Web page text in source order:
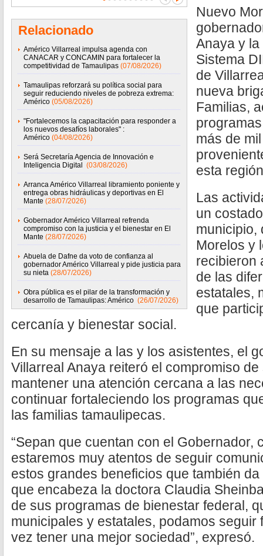
Relacionado
Américo Villarreal impulsa agenda con
CANACAR y CONCAMIN para fortalecer la
competitividad de Tamaulipas (07/08/2026)
Tamaulipas reforzará su política social para
seguir reduciendo niveles de pobreza extrema:
Américo (05/08/2026)
"Fortalecemos la capacitación para responder a
los nuevos desafíos laborales" :
Américo (04/08/2026)
Será Secretaría Agencia de Innovación e
Inteligencia Digital
(03/08/2026)
Arranca Américo Villarreal libramiento poniente y
entrega obras hidráulicas y deportivas en El
Mante (28/07/2026)
Gobernador Américo Villarreal refrenda
compromiso con la justicia y el bienestar en El
Mante (28/07/2026)
Abuela de Dafne da voto de confianza al
gobernador Américo Villarreal y pide justicia para
su nieta (28/07/2026)
Obra pública es el pilar de la transformación y
desarrollo de Tamaulipas: Américo (26/07/2026)
Nuevo
Anaya y
Sistema
de
nueva
Familias,
más de
esta
Las
un
municipio,
Morelos y
recibieron
de las
estatales,
que
cercanía y bienestar social.
En su mensaje a las y los asistentes, el
Villarreal Anaya reiteró el compromiso
mantener una atención cercana a las
continuar fortaleciendo los programas
las familias tamaulipecas.
“Sepan que cuentan con el Gobernador,
estaremos muy atentos de seguir
estos grandes beneficios que también
que encabeza la doctora Claudia
de sus programas de bienestar federal,
municipales y estatales, podamos
vez tener una mejor sociedad”, expresó.